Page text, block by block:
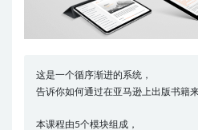
这是一个循序渐进的系统，
告诉你如何通过在亚马逊上出版书籍
本课程由5个模块组成，